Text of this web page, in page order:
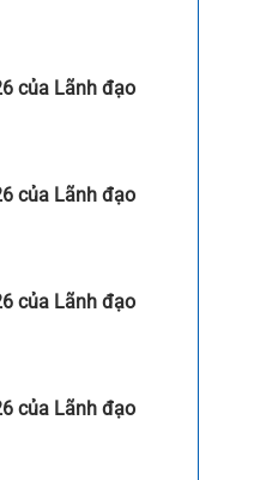
của Lãnh đạo
của Lãnh đạo
của Lãnh đạo
của Lãnh đạo